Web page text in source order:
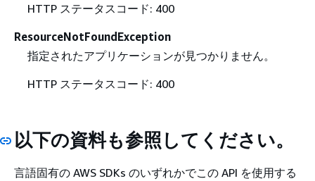
HTTP ステータスコード: 400
ResourceNotFoundException
指定されたアプリケーションが見つかりません。
HTTP ステータスコード: 400
以下の資料も参照してください。
言語固有の AWS SDKs のいずれかでこの API を使用する